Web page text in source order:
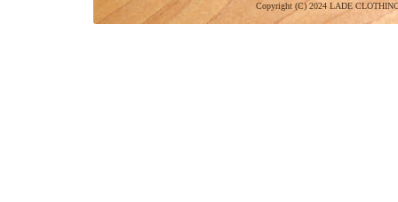
Copyright (C) 2024 LADE